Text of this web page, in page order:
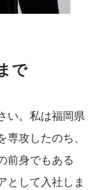
で
い。私は福岡県
攻したのち、
前身でもある
として入社しま